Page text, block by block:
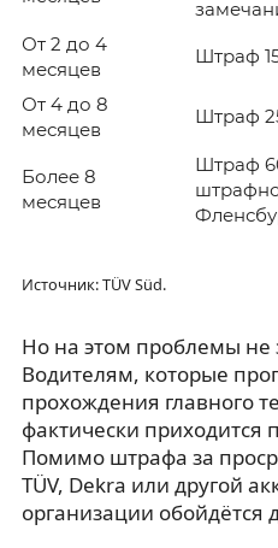
От 2 до 4
месяцев
Штраф
От 4 до 8
месяцев
Штраф
Более 8
месяцев
Штраф
Источник: TÜV Süd.
Но на этом проблемы не
Водителям, которые
прохождения главного
фактически приходится
Помимо штрафа за
TÜV, Dekra или другой
организации